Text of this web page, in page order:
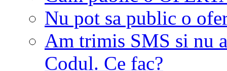
Nu pot sa public o
Am trimis SMS si nu
Codul. Ce fac?